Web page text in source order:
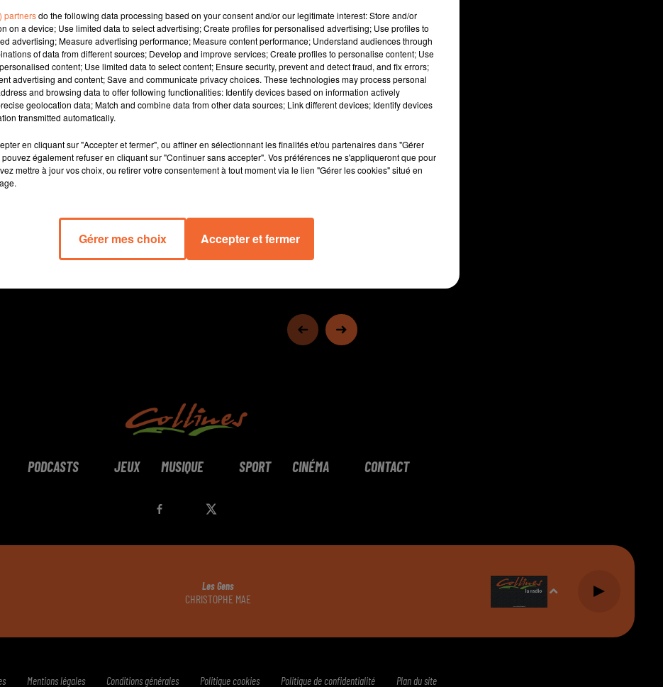
Qu'est-ce qu'on mange ?
Recette présentée par Hélène et Jacqueline.
PODCASTS JEUX MUSIQUE SPORT CINÉMA CONTACT
Les Gens
CHRISTOPHE MAE
Mentions légales Conditions générales Politique cookies Politique de confidentialité Plan du site
partnersdo the following data processing based on your consent and/or our legitimate interest: Store and/or
on a device; Use limited data to select advertising; Create profiles for personalised advertising; Use profiles to
advertising; Measure advertising performance; Measure content performance; Understand audiences through
of data from different sources; Develop and improve services; Create profiles to personalise content; Use
content; Use limited data to select content; Ensure security, prevent and detect fraud, and fix errors;
advertising and content; Save and communicate privacy choices. These technologies may process personal
and browsing data to offer following functionalities: Identify devices based on information actively
geolocation data; Match and combine data from other data sources; Link different devices; Identify devices
transmitted automatically.
en cliquant sur "Accepter et fermer", ou affiner en sélectionnant les finalités et/ou partenaires dans "Gérer
pouvez également refuser en cliquant sur "Continuer sans accepter". Vos préférences ne s'appliqueront que pour
mettre à jour vos choix, ou retirer votre consentement à tout moment via le lien "Gérer les cookies" situé en
Gérer mes choix Accepter et fermer